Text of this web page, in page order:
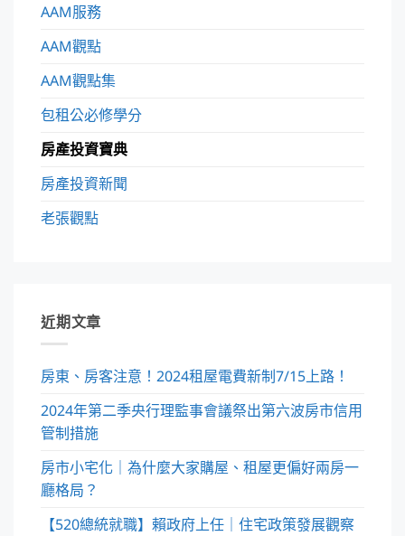
AAM服務
AAM觀點
AAM觀點集
包租公必修學分
房產投資寶典
房產投資新聞
老張觀點
近期文章
房東、房客注意！2024租屋電費新制7/15上路！
2024年第二季央行理監事會議祭出第六波房市信用
管制措施
房市小宅化｜為什麼大家購屋、租屋更偏好兩房一
廳格局？
【520總統就職】賴政府上任｜住宅政策發展觀察